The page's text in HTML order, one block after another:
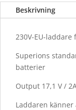
Beskrivning
230V-EU-
Superions
batterier
Output 17,1 V /
Laddaren